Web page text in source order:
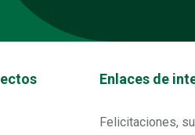
enlaces directos footerEnlaces de
Felicitaciones,